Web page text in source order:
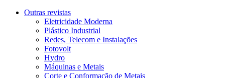
Outras revistas
Eletricidade Moderna
Plástico Industrial
Redes, Telecom e Instalações
Fotovolt
Hydro
Máquinas e Metais
Corte e Conformação de Metais